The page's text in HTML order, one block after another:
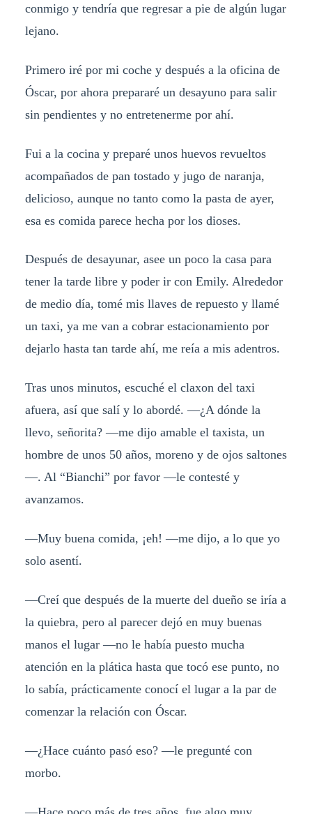
conmigo y tendría que regresar a pie de algún lugar
lejano.
Primero iré por mi coche y después a la oficina de
Óscar, por ahora prepararé un desayuno para salir
sin pendientes y no entretenerme por ahí.
Fui a la cocina y preparé unos huevos revueltos
acompañados de pan tostado y jugo de naranja,
delicioso, aunque no tanto como la pasta de ayer,
esa es comida parece hecha por los dioses.
Después de desayunar, asee un poco la casa para
tener la tarde libre y poder ir con Emily. Alrededor
de medio día, tomé mis llaves de repuesto y llamé
un taxi, ya me van a cobrar estacionamiento por
dejarlo hasta tan tarde ahí, me reía a mis adentros.
Tras unos minutos, escuché el claxon del taxi
afuera, así que salí y lo abordé. —¿A dónde la
llevo, señorita? —me dijo amable el taxista, un
hombre de unos 50 años, moreno y de ojos saltones
—. Al “Bianchi” por favor —le contesté y
avanzamos.
—Muy buena comida, ¡eh! —me dijo, a lo que yo
solo asentí.
—Creí que después de la muerte del dueño se iría a
la quiebra, pero al parecer dejó en muy buenas
manos el lugar —no le había puesto mucha
atención en la plática hasta que tocó ese punto, no
lo sabía, prácticamente conocí el lugar a la par de
comenzar la relación con Óscar.
—¿Hace cuánto pasó eso? —le pregunté con
morbo.